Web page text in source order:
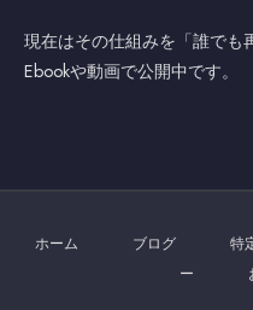
現在はその仕組みを「誰でも
Ebookや動画で公開中です。
ホーム ブログ 特
ー